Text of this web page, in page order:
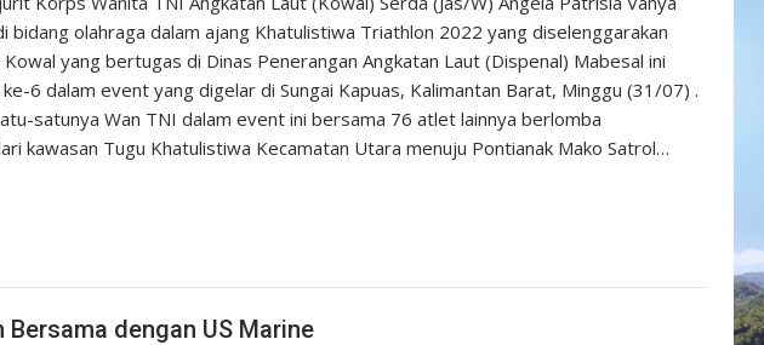
bidang olahraga dalam ajang Khatulistiwa Triathlon 2022 yang diselenggarakan
yang bertugas di Dinas Penerangan Angkatan Laut (Dispenal) Mabesal ini
6 dalam event yang digelar di Sungai Kapuas, Kalimantan Barat, Minggu (31/07) .
satunya Wan TNI dalam event ini bersama 76 atlet lainnya berlomba
kawasan Tugu Khatulistiwa Kecamatan Utara menuju Pontianak Mako Satrol…
dengan US Marine